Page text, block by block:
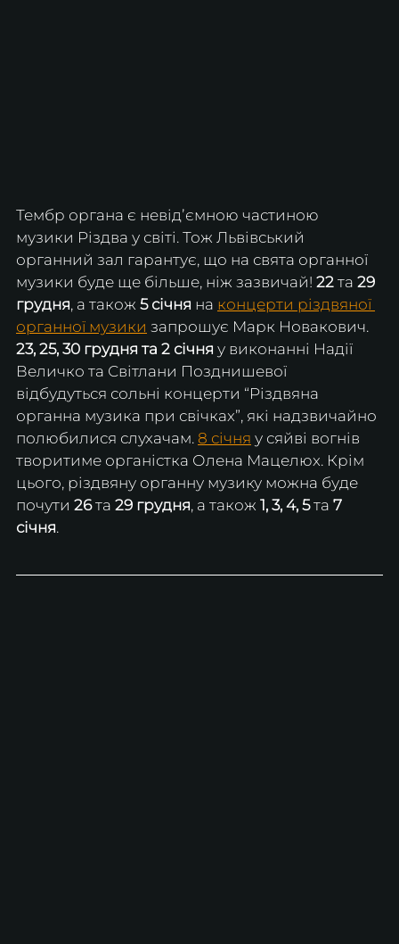
Тембр органа є невідʼємною частиною
музики Різдва у світі. Тож Львівський
органний зал гарантує, що на свята органної
музики буде ще більше, ніж зазвичай! 22 та 29
грудня, а також 5 січня на концерти різдвяної
органної музики запрошує Марк Новакович.
23, 25, 30 грудня та 2 січня у виконанні Надії
Величко та Світлани Позднишевої
відбудуться сольні концерти “Різдвяна
органна музика при свічках”, які надзвичайно
полюбилися слухачам. 8 січня у сяйві вогнів
творитиме органістка Олена Мацелюх. Крім
цього, різдвяну органну музику можна буде
почути 26 та 29 грудня, а також 1, 3, 4, 5 та 7
січня.